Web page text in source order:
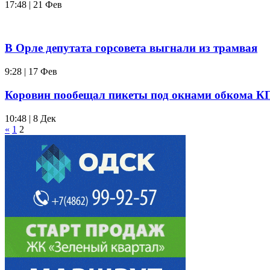
17:48 | 21 Фев
В Орле депутата горсовета выгнали из трамвая
9:28 | 17 Фев
Коровин пообещал пикеты под окнами обкома
10:48 | 8 Дек
« 1 2